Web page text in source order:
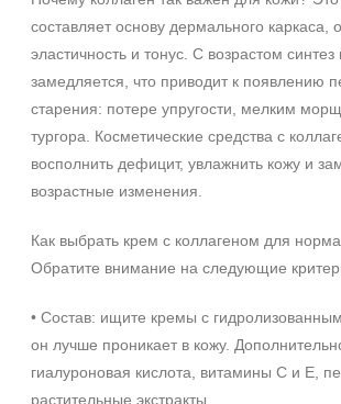
SPF 25
составляет основу дермального каркаса,
эластичность и тонус. С возрастом синтез
замедляется, что приводит к появлению
старения: потере упругости, мелким
тургора. Косметические средства с
восполнить дефицит, увлажнить кожу и
возрастные изменения.
Как выбрать крем с коллагеном для
Обратите внимание на следующие
• Состав: ищите кремы с
он лучше проникает в кожу.
гиалуроновая кислота, витамины С и Е,
растительные экстракты.
+7 (495) 640-58-89
+7 (929) 933-09-89